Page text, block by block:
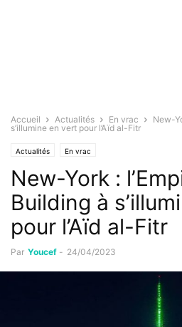
Accueil Actualités En vrac
New-
s’illumine en vert pour l’Aïd al-Fitr
Actualités En vrac
New-York :
Building à
pour l’Aïd al-Fitr
Par Youcef - 24/04/2023